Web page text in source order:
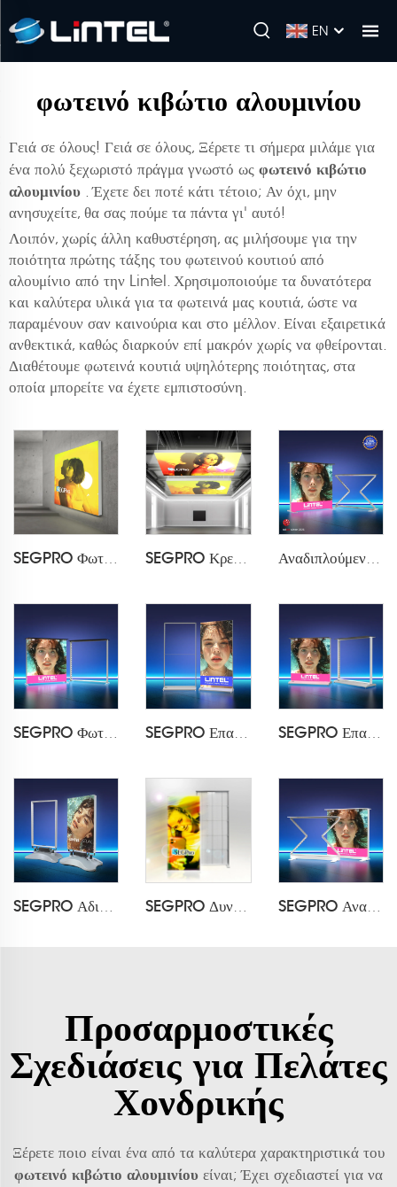
EN
φωτεινό κιβώτιο αλουμινίου
Γειά σε όλους! Γειά σε όλους, Ξέρετε τι σήμερα μιλάμε για
ένα πολύ ξεχωριστό πράγμα γνωστό ως φωτεινό κιβώτιο
αλουμινίου . Έχετε δει ποτέ κάτι τέτοιο; Αν όχι, μην
ανησυχείτε, θα σας πούμε τα πάντα γι' αυτό!
Λοιπόν, χωρίς άλλη καθυστέρηση, ας μιλήσουμε για την
ποιότητα πρώτης τάξης του φωτεινού κουτιού από
αλουμίνιο από την Lintel. Χρησιμοποιούμε τα δυνατότερα
και καλύτερα υλικά για τα φωτεινά μας κουτιά, ώστε να
παραμένουν σαν καινούρια και στο μέλλον. Είναι εξαιρετικά
ανθεκτικά, καθώς διαρκούν επί μακρόν χωρίς να φθείρονται.
Διαθέτουμε φωτεινά κουτιά υψηλότερης ποιότητας, στα
οποία μπορείτε να έχετε εμπιστοσύνη.
SEGPRO Φωτισμένο Κουτί από Ύφασμα 60mm με Τοίχο SEGPRO Κρεμαστό Φωτισμένο Κουτί από Ύφασμα Αναδιπλούμενο Κιβώτιο Φωτισμού Σταθμού Εξυπηρέτησης SEGPRO LT-ALF85Z-TA
SEGPRO Φωτισμένο Κουτί από Ύφασμα LT-ALF85-TA SEGPRO Επαναφορτιζόμενο Φωτισμένο Κουτί από Ύφασμα LT-ALF85-T3 SEGPRO Επαναφορτιζόμενο Φωτισμένο Κουτί από Ύφασμα για Μέτρηση LT-ALF85-T3B
SEGPRO Αδιάβροχο Φωτισμένο Κουτί από Ύφασμα LT-ALF85-T4 SEGPRO Δυναμικό Φωτισμένο Κουτί με LED LT-DALF85 SEGPRO Αναδιπλούμενο Φορτιζόμενο Φωτισμένο Κουτί Επίδειξης με Ράφι και Κλειδαριά Αποτυπώματος LT-ALF85ZC-TA
Προσαρμοστικές
Σχεδιάσεις για Πελάτες
Χονδρικής
Ξέρετε ποιο είναι ένα από τα καλύτερα χαρακτηριστικά του
φωτεινό κιβώτιο αλουμινίου είναι; Έχει σχεδιαστεί για να